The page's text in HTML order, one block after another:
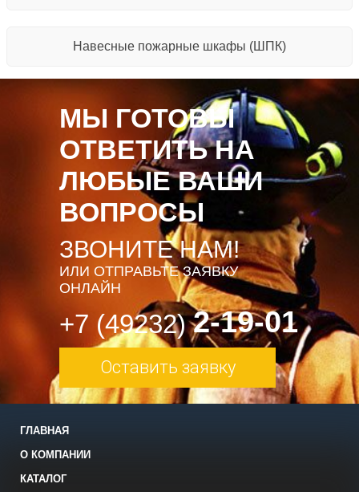
Навесные пожарные шкафы (ШПК)
МЫ ГОТОВЫ
ОТВЕТИТЬ НА
ЛЮБЫЕ ВАШИ
ВОПРОСЫ
ЗВОНИТЕ НАМ!
ИЛИ ОТПРАВЬТЕ ЗАЯВКУ
ОНЛАЙН
+7 (49232)2-19-01
Оставить заявку
ГЛАВНАЯ
О КОМПАНИИ
КАТАЛОГ